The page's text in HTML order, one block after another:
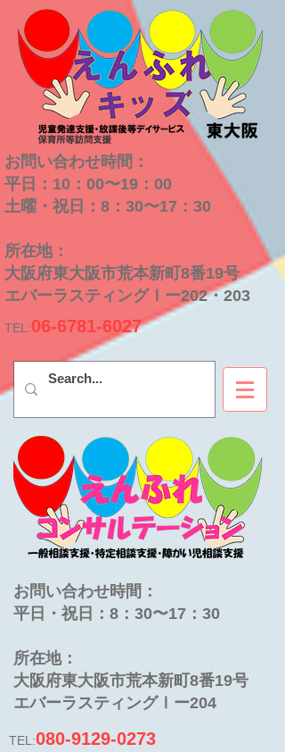
お問い合わせ時間：
平日：10：00〜19：00
​土曜・祝日：8：30〜17：30
​所在地：
大阪府東大阪市荒本新町8番19号
​エバーラスティングⅠー202・203
TEL:06-6781-6027
お問い合わせ時間：
平日・祝日：8：30〜17：30
​所在地：
大阪府東大阪市荒本新町8番19号
​エバーラスティングⅠー204
TEL:080-9129-0273